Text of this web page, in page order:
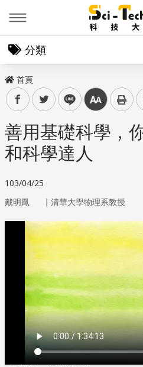
分類
首頁
facebooktwitter line 中
善用基礎科學，
和科學達人
103/04/25
戴明鳳 ｜ 清華大學物理系教授